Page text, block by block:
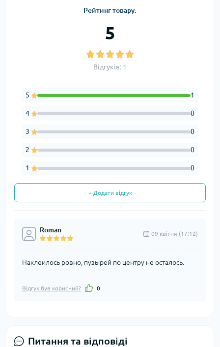
Рейтинг товару:
5
Відгуків: 1
5 1
4 0
3 0
2 0
1 0
+ Додати відгук
Roman 09 квітня (17:12)
Наклеилось ровно, пузырей по центру не осталось.
Відгук був корисний? 0
Питання та відповіді